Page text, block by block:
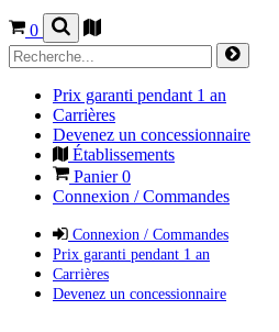
0
Prix garanti pendant 1 an
Carrières
Devenez un concessionnaire
Établissements
Panier0
Connexion / Commandes
Connexion / Commandes
Prix garanti pendant 1 an
Carrières
Devenez un concessionnaire